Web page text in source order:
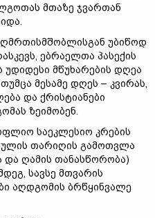
მთაზე ჯვართან
ღმრთისმშობლისგან უბიწოდ
ებრაელთა პასექის
მწუხარების დღეა
მესამე დღეს – კვირას,
და ქრისტიანები
ზეიმობენ.
საეკლესიო კრების
თარიღის გამოთვლა
და ღამის თანასწორობა)
სავსე მთვარის
აღდგომის ბრწყინვალე